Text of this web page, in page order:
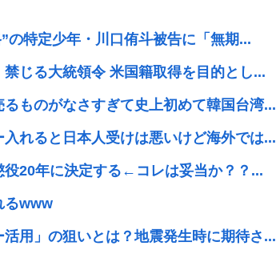
の特定少年・川口侑斗被告に「無期...
禁じる大統領令 米国籍取得を目的とし...
ものがなさすぎて史上初めて韓国台湾...
れると日本人受けは悪いけど海外では...
役20年に決定する←コレは妥当か？？...
るwww
用」の狙いとは？地震発生時に期待さ...